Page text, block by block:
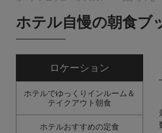
ホテル自慢の朝食ブ
ロケーション
ホテルでゆっくりインルーム＆
テイクアウト朝食
ホテルおすすめの定食